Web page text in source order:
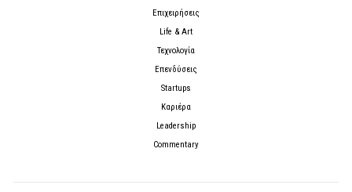
Επιχειρήσεις
Life & Art
Τεχνολογία
Επενδύσεις
Startups
Καριέρα
Leadership
Commentary